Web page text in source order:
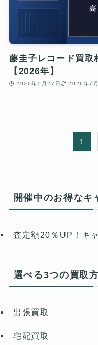
藤圭子レコード買取
【2026年】
2026年5月27日 2026年7
1
開催中のお得なキ
査定額20％UP！キ
選べる3つの買取
出張買取
宅配買取